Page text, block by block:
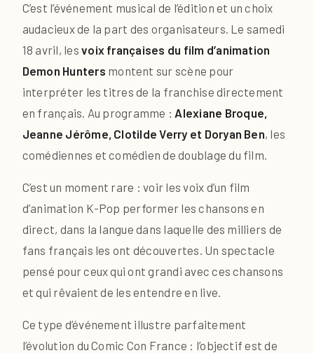
C’est l’événement musical de l’édition et un choix
audacieux de la part des organisateurs. Le samedi
18 avril, lesvoix françaises du film d’animation
Demon Hunters montent sur scène pour
interpréter les titres de la franchise directement
en français. Au programme : Alexiane Broque,
Jeanne Jérôme, Clotilde Verry et Doryan Ben, les
comédiennes et comédien de doublage du film.
C’est un moment rare : voir les voix d’un film
d’animation K-Pop performer les chansons en
direct, dans la langue dans laquelle des milliers de
fans français les ont découvertes. Un spectacle
pensé pour ceux qui ont grandi avec ces chansons
et qui rêvaient de les entendre en live.
Ce type d’événement illustre parfaitement
l’évolution du Comic Con France : l’objectif est de